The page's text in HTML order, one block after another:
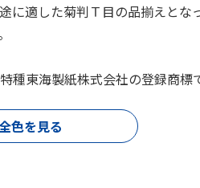
に適した菊判Ｔ目の品揃えとな
種東海製紙株式会社の登録商標
色を見る